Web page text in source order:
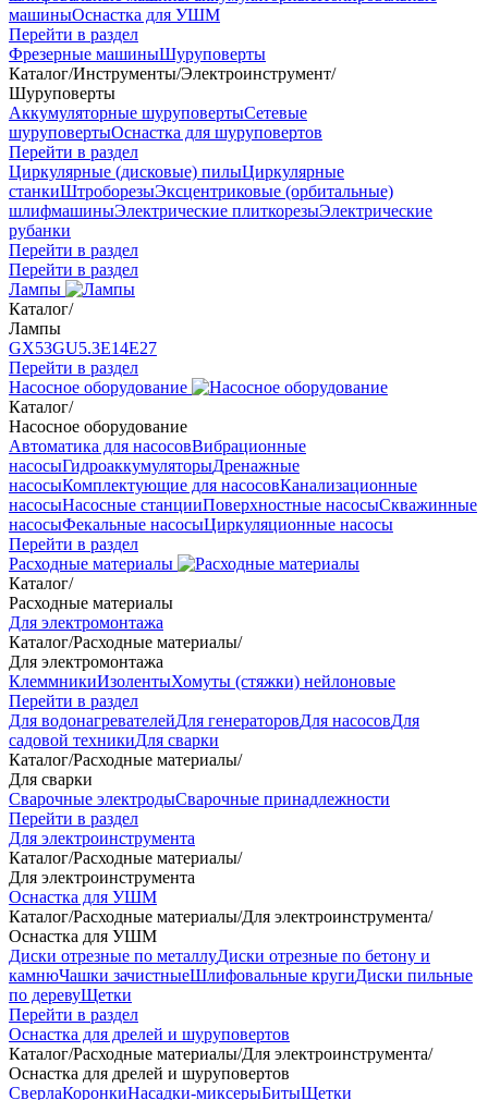
машиныОснастка для УШМ
Перейти в раздел
Фрезерные машиныШуруповерты
Каталог/Инструменты/Электроинструмент/
Шуруповерты
Аккумуляторные шуруповертыСетевые
шуруповертыОснастка для шуруповертов
Перейти в раздел
Циркулярные (дисковые) пилыЦиркулярные
станкиШтроборезыЭксцентриковые (орбитальные)
шлифмашиныЭлектрические плиткорезыЭлектрические
рубанки
Перейти в раздел
Перейти в раздел
Лампы
Каталог/
Лампы
GX53GU5.3Е14Е27
Перейти в раздел
Насосное оборудование
Каталог/
Насосное оборудование
Автоматика для насосовВибрационные
насосыГидроаккумуляторыДренажные
насосыКомплектующие для насосовКанализационные
насосыНасосные станцииПоверхностные насосыСкважинные
насосыФекальные насосыЦиркуляционные насосы
Перейти в раздел
Расходные материалы
Каталог/
Расходные материалы
Для электромонтажа
Каталог/Расходные материалы/
Для электромонтажа
КлеммникиИзолентыХомуты (стяжки) нейлоновые
Перейти в раздел
Для водонагревателейДля генераторовДля насосовДля
садовой техникиДля сварки
Каталог/Расходные материалы/
Для сварки
Сварочные электродыСварочные принадлежности
Перейти в раздел
Для электроинструмента
Каталог/Расходные материалы/
Для электроинструмента
Оснастка для УШМ
Каталог/Расходные материалы/Для электроинструмента/
Оснастка для УШМ
Диски отрезные по металлуДиски отрезные по бетону и
камнюЧашки зачистныеШлифовальные кругиДиски пильные
по деревуЩетки
Перейти в раздел
Оснастка для дрелей и шуруповертов
Каталог/Расходные материалы/Для электроинструмента/
Оснастка для дрелей и шуруповертов
СверлаКоронкиНасадки-миксерыБитыЩетки